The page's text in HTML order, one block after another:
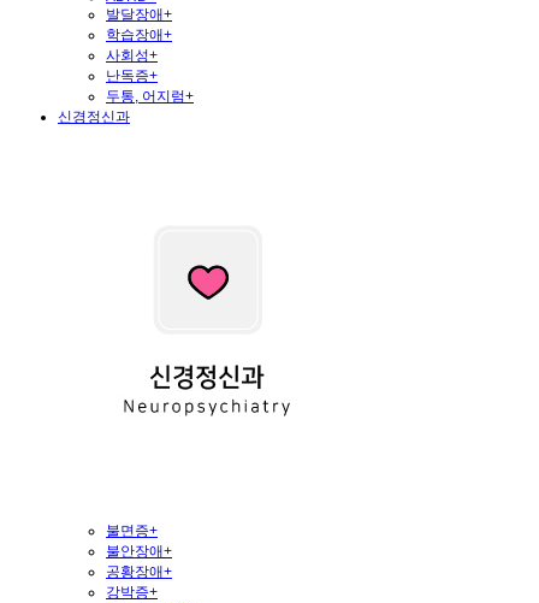
발달장애+
학습장애+
사회성+
난독증+
두통, 어지럼+
신경정신과
불면증+
불안장애+
공황장애+
강박증+